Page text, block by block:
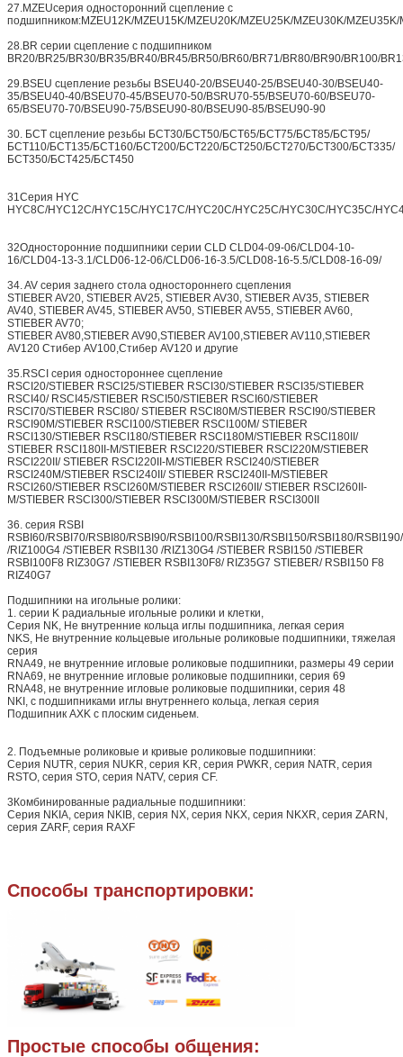
27.MZEUсерия односторонний сцепление с
подшипником:MZEU12K/MZEU15K/MZEU20K/MZEU25K/MZEU30K/
28.BR серии сцепление с подшипником
BR20/BR25/BR30/BR35/BR40/BR45/BR50/BR60/BR71/BR80/BR90/BR100/
29.BSEU сцепление резьбы BSEU40-20/BSEU40-25/BSEU40-30/BSEU40-
35/BSEU40-40/BSEU70-45/BSEU70-50/BSRU70-55/BSEU70-60/BSEU70-
65/BSEU70-70/BSEU90-75/BSEU90-80/BSEU90-85/BSEU90-90
30. БСТ сцепление резьбы БСТ30/БСТ50/БСТ65/БСТ75/БСТ85/БСТ95/
БСТ110/БСТ135/БСТ160/БСТ200/БСТ220/БСТ250/БСТ270/БСТ300/БСТ335/
БСТ350/БСТ425/БСТ450
31Серия HYC
HYC8C/HYC12C/HYC15C/HYC17C/HYC20C/HYC25C/HYC30C/HYC35C/
32Односторонние подшипники серии CLD CLD04-09-06/CLD04-10-
16/CLD04-13-3.1/CLD06-12-06/CLD06-16-3.5/CLD08-16-5.5/CLD08-16-09/
34. AV серия заднего стола одностороннего сцепления
STIEBER AV20, STIEBER AV25, STIEBER AV30, STIEBER AV35, STIEBER
AV40, STIEBER AV45, STIEBER AV50, STIEBER AV55, STIEBER AV60,
STIEBER AV70;
STIEBER AV80,STIEBER AV90,STIEBER AV100,STIEBER AV110,STIEBER
AV120 Стибер AV100,Стибер AV120 и другие
35.RSCI серия одностороннее сцепление
RSCI20/STIEBER RSCI25/STIEBER RSCI30/STIEBER RSCI35/STIEBER
RSCI40/ RSCI45/STIEBER RSCI50/STIEBER RSCI60/STIEBER
RSCI70/STIEBER RSCI80/ STIEBER RSCI80M/STIEBER RSCI90/STIEBER
RSCI90M/STIEBER RSCI100/STIEBER RSCI100M/ STIEBER
RSCI130/STIEBER RSCI180/STIEBER RSCI180M/STIEBER RSCI180II/
STIEBER RSCI180II-M/STIEBER RSCI220/STIEBER RSCI220M/STIEBER
RSCI220II/ STIEBER RSCI220II-M/STIEBER RSCI240/STIEBER
RSCI240M/STIEBER RSCI240II/ STIEBER RSCI240II-M/STIEBER
RSCI260/STIEBER RSCI260M/STIEBER RSCI260II/ STIEBER RSCI260II-
M/STIEBER RSCI300/STIEBER RSCI300M/STIEBER RSCI300II
36. серия RSBI
RSBI60/RSBI70/RSBI80/RSBI90/RSBI100/RSBI130/RSBI150/RSBI180/
/RIZ100G4 /STIEBER RSBI130 /RIZ130G4 /STIEBER RSBI150 /STIEBER
RSBI100F8 RIZ30G7 /STIEBER RSBI130F8/ RIZ35G7 STIEBER/ RSBI150 F8
RIZ40G7
Подшипники на игольные ролики:
1. серии K радиальные игольные ролики и клетки,
Серия NK, Не внутренние кольца иглы подшипника, легкая серия
NKS, Не внутренние кольцевые игольные роликовые подшипники, тяжелая
серия
RNA49, не внутренние игловые роликовые подшипники, размеры 49 серии
RNA69, не внутренние игловые роликовые подшипники, серия 69
RNA48, не внутренние игловые роликовые подшипники, серия 48
NKI, с подшипниками иглы внутреннего кольца, легкая серия
Подшипник AXK с плоским сиденьем.
2. Подъемные роликовые и кривые роликовые подшипники:
Серия NUTR, серия NUKR, серия KR, серия PWKR, серия NATR, серия
RSTO, серия STO, серия NATV, серия CF.
3Комбинированные радиальные подшипники:
Серия NKIA, серия NKIB, серия NX, серия NKX, серия NKXR, серия ZARN,
серия ZARF, серия RAXF
Способы транспортировки:
Простые способы общения: